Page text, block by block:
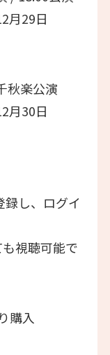
月29日
秋楽公演
月30日
し、ログイ
視聴可能で
購入